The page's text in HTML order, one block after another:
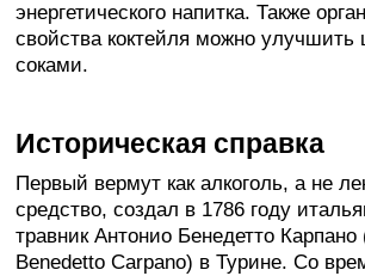
энергетического напитка. Также
свойства коктейля можно улучшить
соками.
Историческая справка
Первый вермут как алкоголь, а не
средство, создал в 1786 году
травник Антонио Бенедетто Карпано
Benedetto Carpano) в Турине. Со